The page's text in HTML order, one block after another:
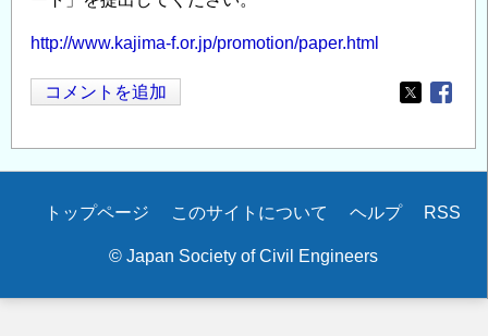
http://www.kajima-f.or.jp/promotion/paper.html
コメントを追加
Opens in
Secondary
トップページ このサイトについて ヘルプ RSS
© Japan Society of Civil Engineers